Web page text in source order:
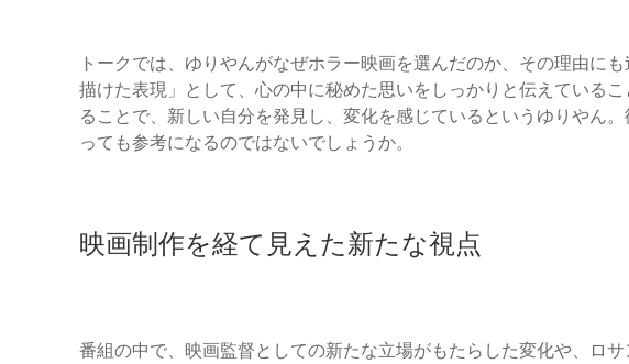
トークでは、ゆりやんがなぜホラー映画を選んだのか、その理由に
描けた表現」として、心の中に秘めた思いをしっかりと伝えている
ることで、新しい自分を発見し、変化を感じているというゆりやん
っても参考になるのではないでしょうか。
映画制作を経て見えた新たな視点
番組の中で、映画監督としての新たな立場がもたらした変化や、ロ